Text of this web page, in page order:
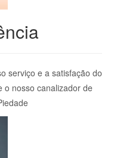
serviço e a satisfação do
o nosso canalizador de